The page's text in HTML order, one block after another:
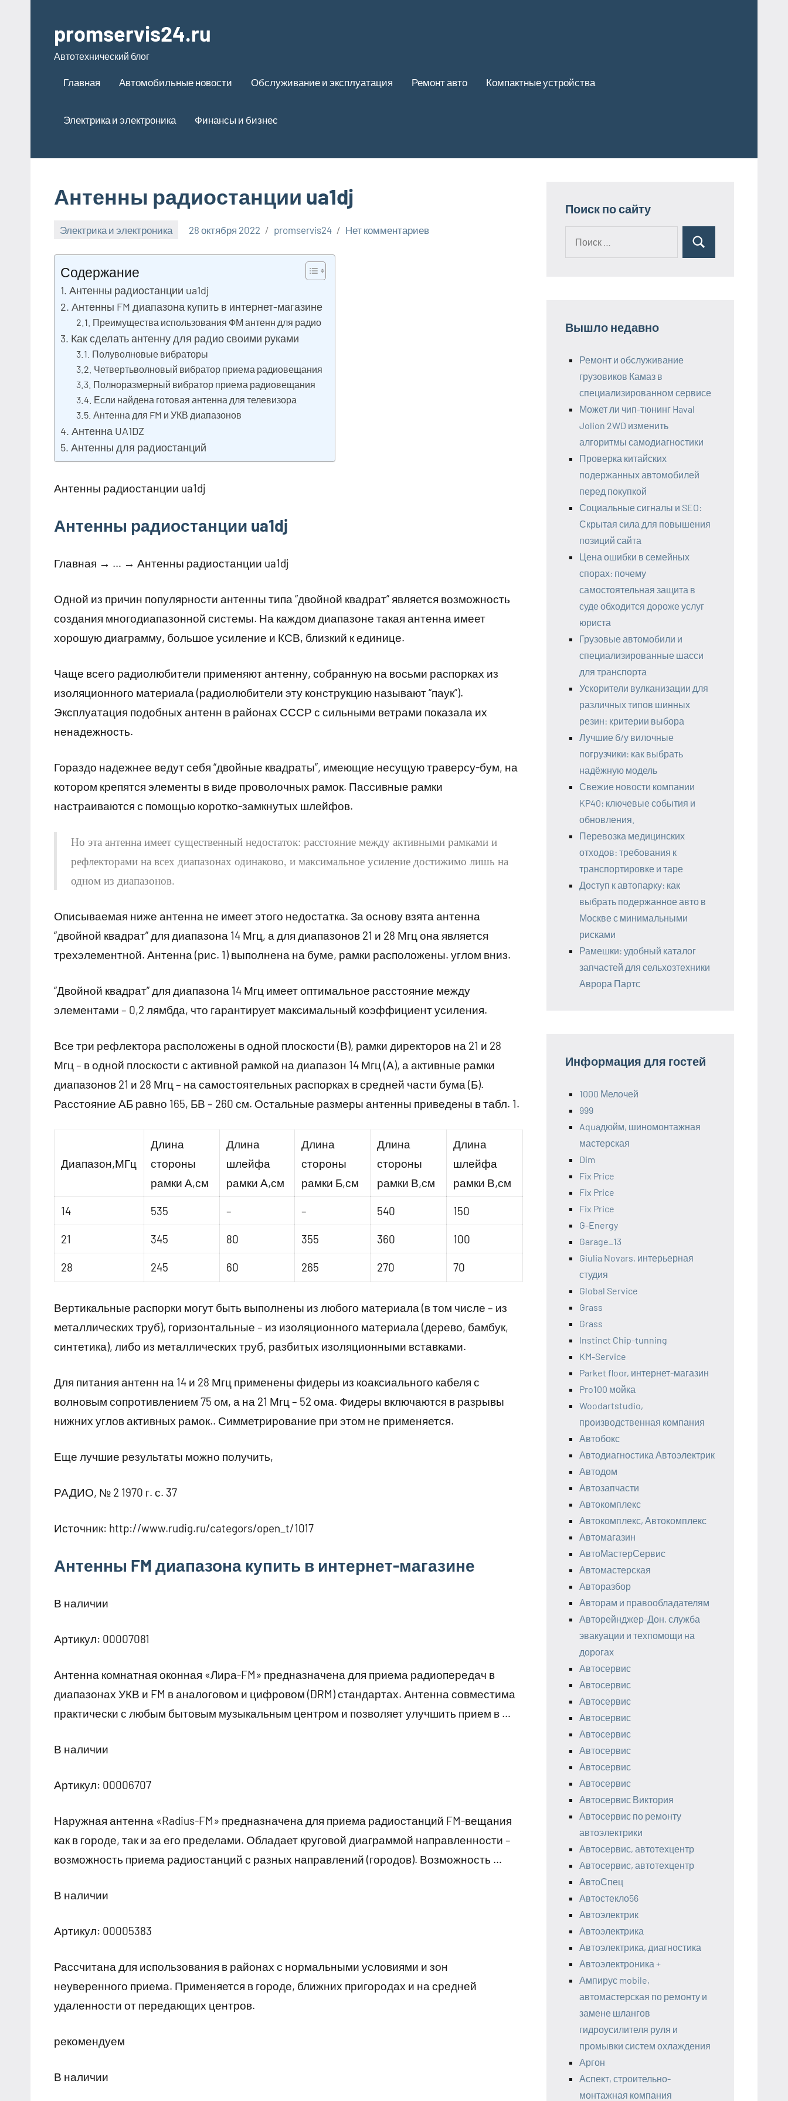
содержимому
promservis24.ru
Автотехнический блог
Главная Автомобильные новости Обслуживание и эксплуатация Ремонт авто Компактные устройства
Электрика и электроника Финансы и бизнес
Антенны радиостанции ua1dj
Электрика и электроника 28 октября 2022 promservis24 Нет комментариев
Содержание
Антенны радиостанции ua1dj
Антенны FM диапазона купить в интернет-магазине
Преимущества использования ФМ антенн для радио
Как сделать антенну для радио своими руками
Полуволновые вибраторы
Четвертьволновый вибратор приема радиовещания
Полноразмерный вибратор приема радиовещания
Если найдена готовая антенна для телевизора
Антенна для FM и УКВ диапазонов
Антенна UA1DZ
Антенны для радиостанций
Антенны радиостанции ua1dj
Антенны радиостанции ua1dj
Главная → … → Антенны радиостанции ua1dj
Одной из причин популярности антенны типа “двойной квадрат” является возможность
создания многодиапазонной системы. На каждом диапазоне такая антенна имеет
хорошую диаграмму, большое усиление и КСВ, близкий к единице.
Чаще всего радиолюбители применяют антенну, собранную на восьми распорках из
изоляционного материала (радиолюбители эту конструкцию называют “паук”).
Эксплуатация подобных антенн в районах СССР с сильными ветрами показала их
ненадежность.
Гораздо надежнее ведут себя “двойные квадраты”, имеющие несущую траверсу-бум, на
котором крепятся элементы в виде проволочных рамок. Пассивные рамки
настраиваются с помощью коротко-замкнутых шлейфов.
Но эта антенна имеет существенный недостаток: расстояние между активными рамками и
рефлекторами на всех диапазонах одинаково, и максимальное усиление достижимо лишь на
одном из диапазонов.
Описываемая ниже антенна не имеет этого недостатка. За основу взята антенна
“двойной квадрат” для диапазона 14 Мгц, а для диапазонов 21 и 28 Мгц она является
трехэлементной. Антенна (рис. 1) выполнена на буме, рамки расположены. углом вниз.
“Двойной квадрат” для диапазона 14 Мгц имеет оптимальное расстояние между
элементами – 0,2 лямбда, что гарантирует максимальный коэффициент усиления.
Все три рефлектора расположены в одной плоскости (В), рамки директоров на 21 и 28
Мгц – в одной плоскости с активной рамкой на диапазон 14 Мгц (А), а активные рамки
диапазонов 21 и 28 Мгц – на самостоятельных распорках в средней части бума (Б).
Расстояние АБ равно 165, БВ – 260 см. Остальные размеры антенны приведены в табл. 1.
Диапазон,МГц
Длина
стороны
рамки А,см
Длина
шлейфа
рамки А,см
Длина
стороны
рамки Б,см
Длина
стороны
рамки В,см
Длина
шлейфа
рамки В,см
14 535 – – 540 150
21 345 80 355 360 100
28 245 60 265 270 70
Вертикальные распорки могут быть выполнены из любого материала (в том числе – из
металлических труб), горизонтальные – из изоляционного материала (дерево, бамбук,
синтетика), либо из металлических труб, разбитых изоляционными вставками.
Для питания антенн на 14 и 28 Мгц применены фидеры из коаксиального кабеля с
волновым сопротивлением 75 ом, а на 21 Мгц – 52 ома. Фидеры включаются в разрывы
нижних углов активных рамок.. Симметрирование при этом не применяется.
Еще лучшие результаты можно получить,
РАДИО, № 2 1970 г. с. 37
Источник: http://www.rudig.ru/categors/open_t/1017
Антенны FM диапазона купить в интернет-магазине
В наличии
Артикул: 00007081
Антенна комнатная оконная «Лира-FM» предназначена для приема радиопередач в
диапазонах УКВ и FM в аналоговом и цифровом (DRM) стандартах. Антенна совместима
практически с любым бытовым музыкальным центром и позволяет улучшить прием в …
В наличии
Артикул: 00006707
Наружная антенна «Radius-FM» предназначена для приема радиостанций FM-вещания
как в городе, так и за его пределами. Обладает круговой диаграммой направленности –
возможность приема радиостанций с разных направлений (городов). Возможность …
В наличии
Артикул: 00005383
Рассчитана для использования в районах с нормальными условиями и зон
неуверенного приема. Применяется в городе, ближних пригородах и на средней
удаленности от передающих центров.
рекомендуем
В наличии
Поиск по сайту
Поиск
Вышло недавно
Ремонт и обслуживание
грузовиков Камаз в
специализированном сервисе
Может ли чип-тюнинг Haval
Jolion 2WD изменить
алгоритмы самодиагностики
Проверка китайских
подержанных автомобилей
перед покупкой
Социальные сигналы и SEO:
Скрытая сила для повышения
позиций сайта
Цена ошибки в семейных
спорах: почему
самостоятельная защита в
суде обходится дороже услуг
юриста
Грузовые автомобили и
специализированные шасси
для транспорта
Ускорители вулканизации для
различных типов шинных
резин: критерии выбора
Лучшие б/у вилочные
погрузчики: как выбрать
надёжную модель
Свежие новости компании
KP40: ключевые события и
обновления.
Перевозка медицинских
отходов: требования к
транспортировке и таре
Доступ к автопарку: как
выбрать подержанное авто в
Москве с минимальными
рисками
Рамешки: удобный каталог
запчастей для сельхозтехники
Аврора Партс
Информация для гостей
1000 Мелочей
999
Aquaдюйм, шиномонтажная
мастерская
Dim
Fix Price
Fix Price
Fix Price
G-Energy
Garage_13
Giulia Novars, интерьерная
студия
Global Service
Grass
Grass
Instinct Chip-tunning
KM-Service
Parket floor, интернет-магазин
Pro100 мойка
Woodartstudio,
производственная компания
Автобокс
Автодиагностика Автоэлектрик
Автодом
Автозапчасти
Автокомплекс
Автокомплекс, Автокомплекс
Автомагазин
АвтоМастерСервис
Автомастерская
Авторазбор
Авторам и правообладателям
Авторейнджер-Дон, служба
эвакуации и техпомощи на
дорогах
Автосервис
Автосервис
Автосервис
Автосервис
Автосервис
Автосервис
Автосервис
Автосервис
Автосервис Виктория
Автосервис по ремонту
автоэлектрики
Автосервис, автотехцентр
Автосервис, автотехцентр
АвтоСпец
Автостекло56
Автоэлектрик
Автоэлектрика
Автоэлектрика, диагностика
Автоэлектроника +
Ампирус mobile,
автомастерская по ремонту и
замене шлангов
гидроусилителя руля и
промывки систем охлаждения
Аргон
Аспект, строительно-
монтажная компания